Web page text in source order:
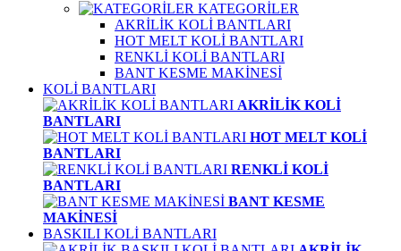
KATEGORİLER
AKRİLİK KOLİ BANTLARI
HOT MELT KOLİ BANTLARI
RENKLİ KOLİ BANTLARI
BANT KESME MAKİNESİ
KOLİ BANTLARI
AKRİLİK KOLİ
BANTLARI
HOT MELT KOLİ
BANTLARI
RENKLİ KOLİ
BANTLARI
BANT KESME
MAKİNESİ
BASKILI KOLİ BANTLARI